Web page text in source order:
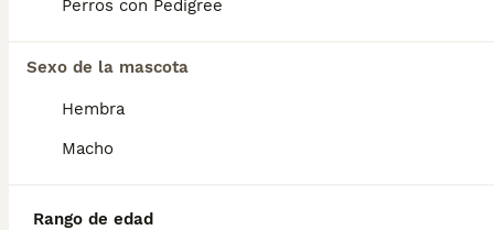
Perros con Pedigree
Sexo de la mascota
Hembra
Macho
Rango de edad
utilizado para cazar roedores en los
compañía apreciado por la nobleza belga.
¿Cuáles son las